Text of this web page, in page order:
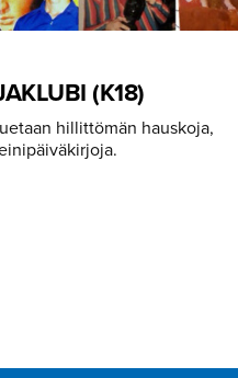
(K18)
hillittömän hauskoja,